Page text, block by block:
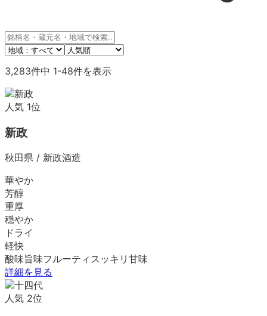
3,283件中 1-48件を表示
人気 1位
新政
秋田県 / 新政酒造
華やか
芳醇
重厚
穏やか
ドライ
軽快
酸味旨味フルーティ スッキリ 甘味
詳細を見る
人気 2位